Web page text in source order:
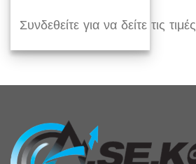
Συνδεθείτε για να δείτε τις τιμές